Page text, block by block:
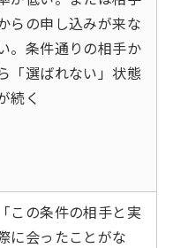
らの申し込みが来な
。条件通りの相手か
「選ばれない」状態
続く
「この条件の相手と実
に会ったことがな